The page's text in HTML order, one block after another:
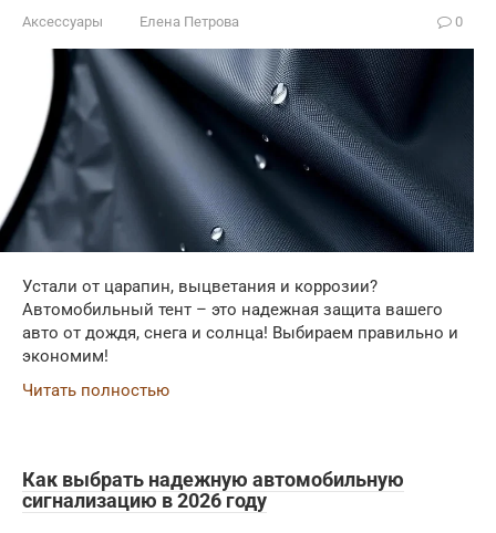
Аксессуары Елена Петрова 0
Устали от царапин, выцветания и коррозии?
Автомобильный тент – это надежная защита вашего
авто от дождя, снега и солнца! Выбираем правильно и
экономим!
Читать полностью
Как выбрать надежную автомобильную
сигнализацию в 2026 году